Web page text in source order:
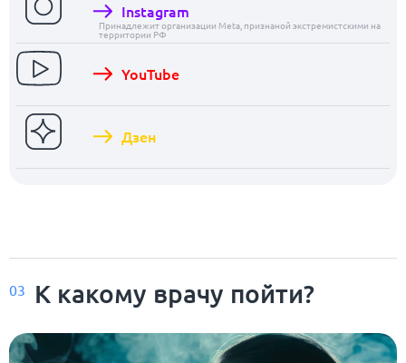
Instagram
Принадлежит организации Meta, признаной экстремистскими на
территории РФ
YouTube
Дзен
03 К какому врачу пойти?